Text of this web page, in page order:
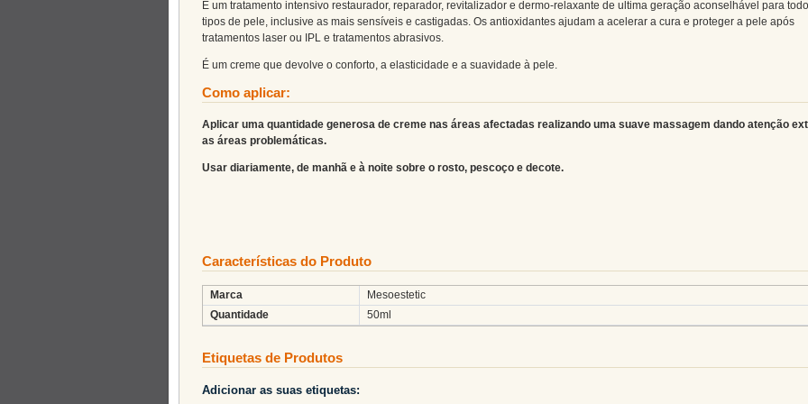
É um tratamento intensivo restaurador, reparador, revitalizador e dermo-relaxante de ultima geração aconselhável para
tipos de pele, inclusive as mais sensíveis e castigadas. Os antioxidantes ajudam a acelerar a cura e proteger a pele após
tratamentos laser ou IPL e tratamentos abrasivos.
É um creme que devolve o conforto, a elasticidade e a suavidade à pele.
Como aplicar:
Aplicar uma quantidade generosa de creme nas áreas afectadas realizando uma suave massagem dando atenção
as áreas problemáticas.
Usar diariamente, de manhã e à noite sobre o rosto, pescoço e decote.
Características do Produto
Marca
Mesoestetic
Quantidade
50ml
Etiquetas de Produtos
Adicionar as suas etiquetas: